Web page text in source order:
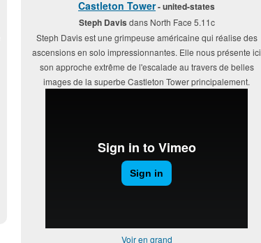
Castleton Tower- united-states
Steph Davis dans North Face 5.11c
Steph Davis est une grimpeuse américaine qui réalise des
ascensions en solo impressionnantes. Elle nous présente ici
son approche extrême de l'escalade au travers de belles
images de la superbe Castleton Tower principalement.
Voir en grand